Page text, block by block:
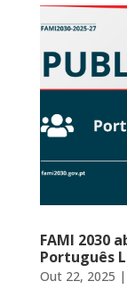
FAMI 2030
Português
Out 22, 2025 |